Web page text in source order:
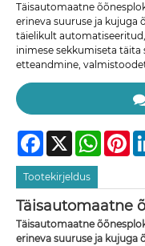
Täisautomaatne
erineva suuruse ja kujuga
täielikult
inimese sekkumiseta
etteandmine,
Facebook
X
Tootekirjeldus
Täisautomaatne
Täisautomaatne
erineva suuruse ja kujuga